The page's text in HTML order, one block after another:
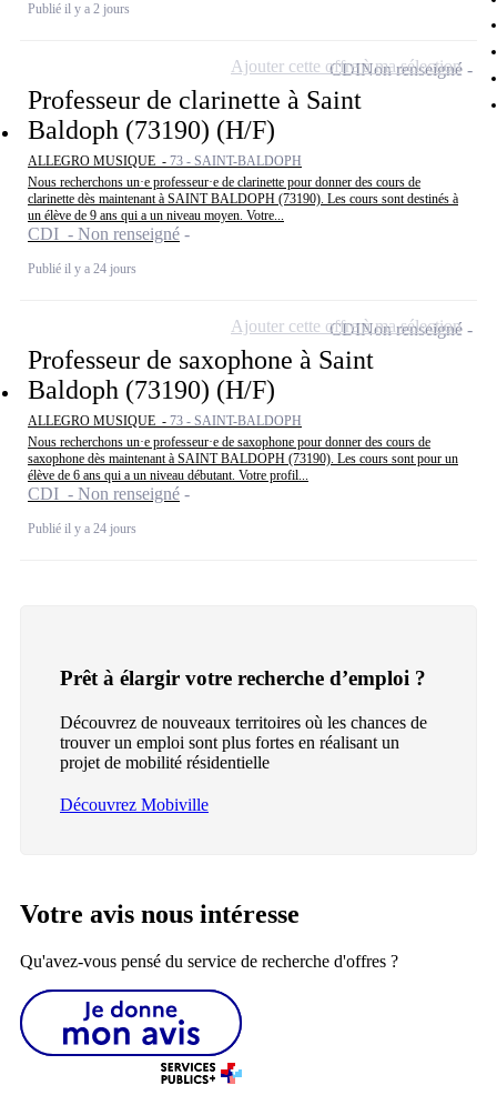
Publié il y a 2 jours
Professeur de clarinette à Saint
Baldoph (73190) (H/F)
ALLEGRO MUSIQUE - 73 - SAINT-BALDOPH
Nous recherchons un·e professeur·e de clarinette pour donner des cours de
clarinette dès maintenant à SAINT BALDOPH (73190). Les cours sont destinés à
un élève de 9 ans qui a un niveau moyen. Votre...
CDI - Non renseigné
Publié il y a 24 jours
CDINon renseigné
Ajouter cette offre à ma sélection
Professeur de saxophone à Saint
Baldoph (73190) (H/F)
ALLEGRO MUSIQUE - 73 - SAINT-BALDOPH
Nous recherchons un·e professeur·e de saxophone pour donner des cours de
saxophone dès maintenant à SAINT BALDOPH (73190). Les cours sont pour un
élève de 6 ans qui a un niveau débutant. Votre profil...
CDI - Non renseigné
Publié il y a 24 jours
CDINon renseigné
Ajouter cette offre à ma sélection
Prêt à élargir votre recherche d’emploi ?
Découvrez de nouveaux territoires où les chances de
trouver un emploi sont plus fortes en réalisant un
projet de mobilité résidentielle
Découvrez Mobiville
Votre avis nous intéresse
Qu'avez-vous pensé du service de recherche d'offres ?